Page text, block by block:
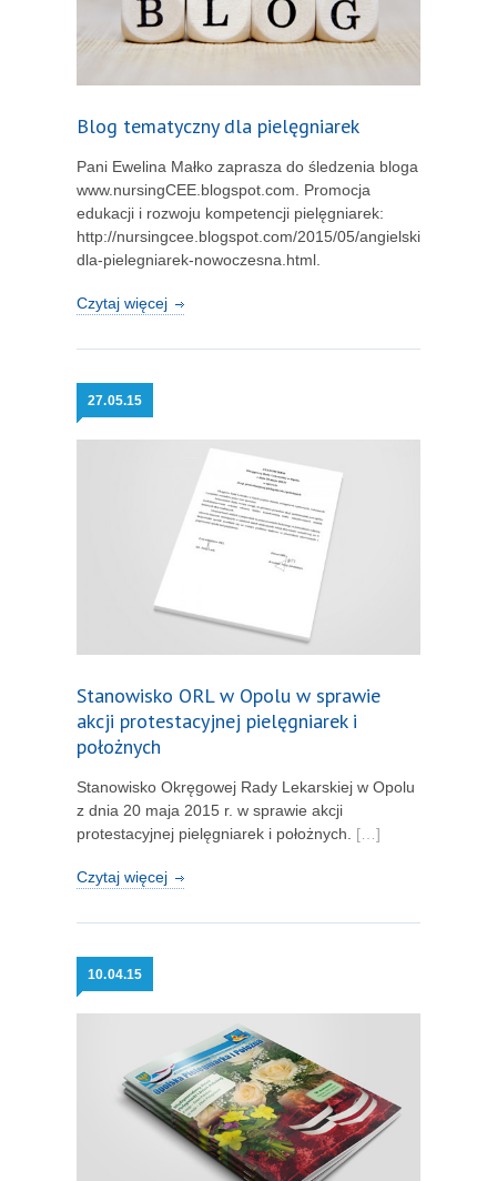
Blog tematyczny dla pielęgniarek
Pani Ewelina Małko zaprasza do śledzenia bloga
www.nursingCEE.blogspot.com. Promocja
edukacji i rozwoju kompetencji pielęgniarek:
http://nursingcee.blogspot.com/2015/05/angielski-
dla-pielegniarek-nowoczesna.html.
Czytaj więcej
27.05.15
Stanowisko ORL w Opolu w sprawie
akcji protestacyjnej pielęgniarek i
położnych
Stanowisko Okręgowej Rady Lekarskiej w Opolu
z dnia 20 maja 2015 r. w sprawie akcji
protestacyjnej pielęgniarek i położnych.
[…]
Czytaj więcej
10.04.15